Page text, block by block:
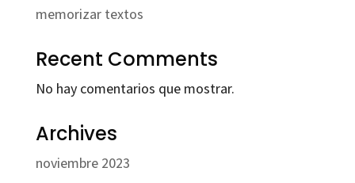
memorizar textos
Recent Comments
No hay comentarios que mostrar.
Archives
noviembre 2023